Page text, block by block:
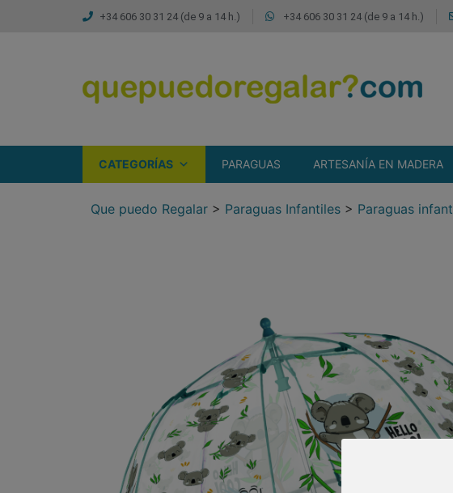
+34 606 30 31 24 (de 9 a 14 h.) +34 606 30 31 24 (de 9 a 14 h.)
CATEGORÍAS PARAGUAS ARTESANÍA EN MADERA
Que puedo Regalar > Paraguas Infantiles > Paraguas